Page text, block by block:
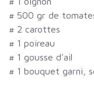
# 500 gr de
# 2 carottes
# 1 poireau
# 1 gousse d'ail
# 1 bouquet garni,